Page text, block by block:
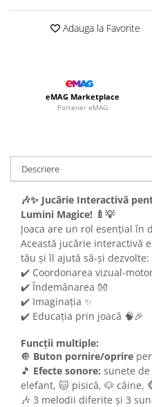
Adauga la Favorite
eMAG Marketplace
Partener eMAG
Descriere
🎶✨ Jucărie Interactivă
Lumini Magice! 🍼💡
Joaca are un rol esențial în
Această jucărie interactivă
tău și îl ajută să-și dezvolte:
✔️ Coordonarea vizual-
✔️ Îndemânarea 👐
✔️ Imaginația ✨
✔️ Educația prin joacă 🧠🎉
Funcții multiple:
🔘 Buton pornire/oprire
🎵 Efecte sonore: sunete
elefant, 🐱 pisică, 🐶 câine,
🎶 3 melodii diferite și 3